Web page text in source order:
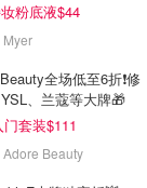
粉底液$44
Myer
全场低至6折❗修
、兰蔻等大牌🎁
套装$111
Adore Beauty